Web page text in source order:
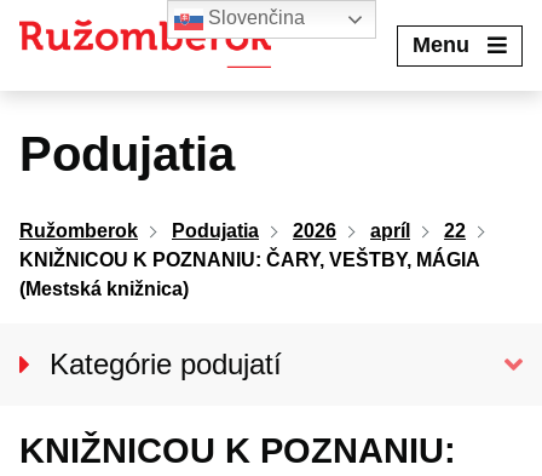
Menu
Podujatia
Ružomberok Podujatia 2026 apríl
22
KNIŽNICOU K POZNANIU: ČARY, VEŠTBY, MÁGIA
(Mestská knižnica)
Kategórie podujatí
Kino Kultúra
KNIŽNICOU K POZNANIU:
Slovenčina